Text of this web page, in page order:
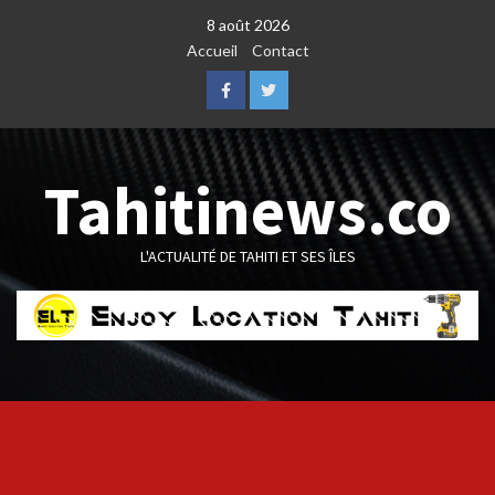
8 août 2026
Accueil
Contact
FacebookTwitter
Tahitinews.co
L'ACTUALITÉ DE TAHITI ET SES ÎLES